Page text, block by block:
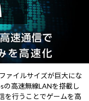
ァイルサイズが巨大にな
の高速無線LANを搭載し
を行うことでゲームを高